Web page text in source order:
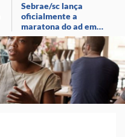
Sebrae/sc lança
oficialmente a
maratona do ad em
evento com
transmissão ao vivo